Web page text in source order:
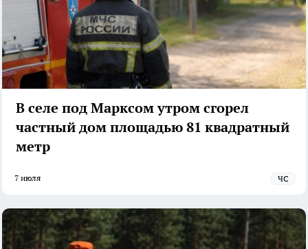
В селе под Марксом утром сгорел
частный дом площадью 81 квадратный
метр
7 июля ЧС